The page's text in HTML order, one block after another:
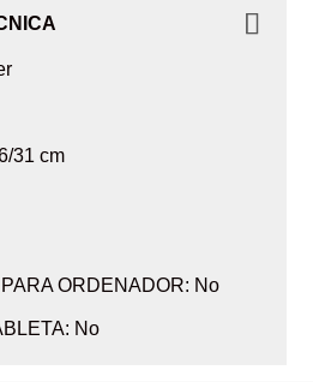
31 cm
ORDENADOR: No
No